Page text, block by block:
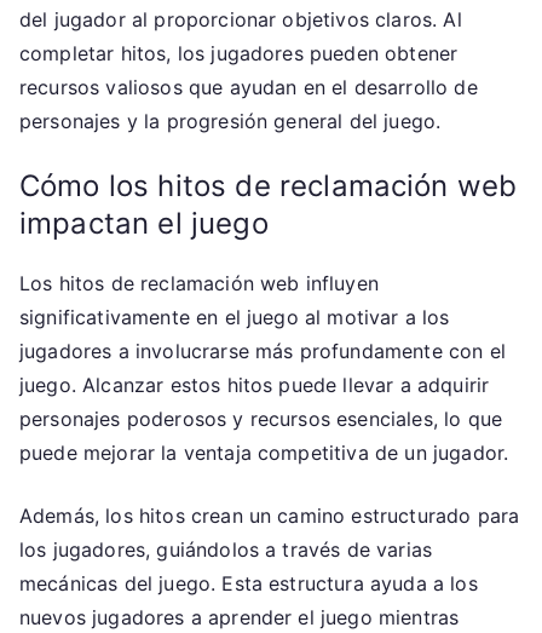
del jugador al proporcionar objetivos claros. Al
completar hitos, los jugadores pueden obtener
recursos valiosos que ayudan en el desarrollo de
personajes y la progresión general del juego.
Cómo los hitos de reclamación web
impactan el juego
Los hitos de reclamación web influyen
significativamente en el juego al motivar a los
jugadores a involucrarse más profundamente con el
juego. Alcanzar estos hitos puede llevar a adquirir
personajes poderosos y recursos esenciales, lo que
puede mejorar la ventaja competitiva de un jugador.
Además, los hitos crean un camino estructurado para
los jugadores, guiándolos a través de varias
mecánicas del juego. Esta estructura ayuda a los
nuevos jugadores a aprender el juego mientras